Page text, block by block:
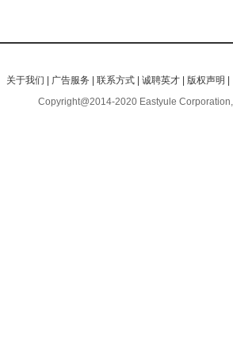
关于我们 广告服务 |联系方式 |诚聘英才 版权声明
Copyright@2014-2020 Eastyule